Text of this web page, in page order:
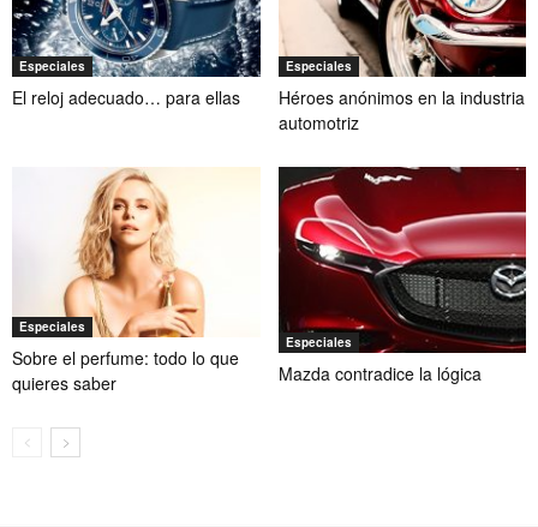
Especiales
El reloj adecuado… para ellas
Especiales
Héroes anónimos en la industria
automotriz
Especiales
Sobre el perfume: todo lo que
quieres saber
Especiales
Mazda contradice la lógica